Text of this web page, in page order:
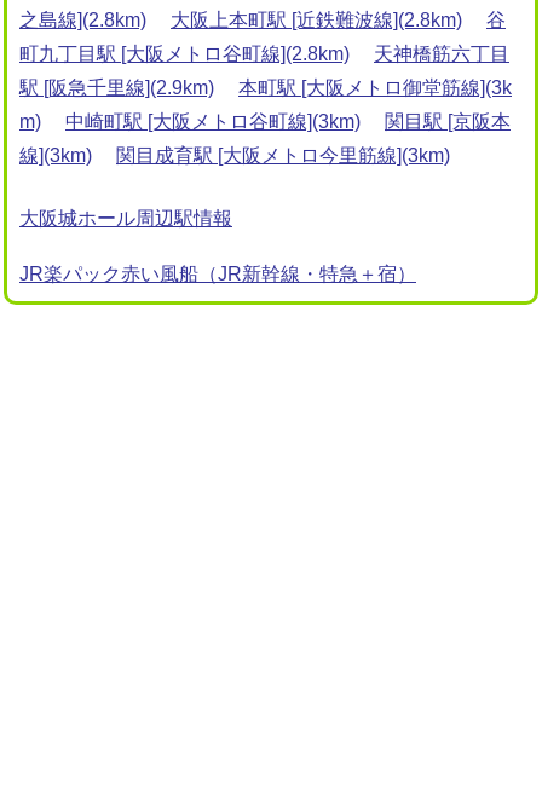
之島線](2.8km)
大阪上本町駅 [近鉄難波線](2.8km)
谷
町九丁目駅 [大阪メトロ谷町線](2.8km)
天神橋筋六丁目
駅 [阪急千里線](2.9km)
本町駅 [大阪メトロ御堂筋線](3k
m)
中崎町駅 [大阪メトロ谷町線](3km)
関目駅 [京阪本
線](3km)
関目成育駅 [大阪メトロ今里筋線](3km)
大阪城ホール周辺駅情報
JR楽パック赤い風船（JR新幹線・特急＋宿）